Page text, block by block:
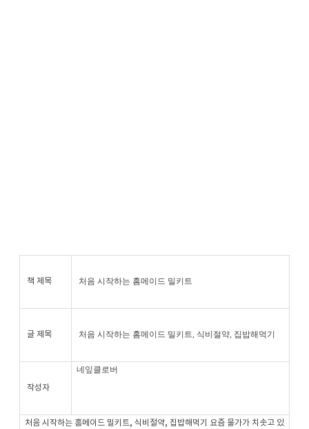
책 제목 처음 시작하는 홈메이드 밀키트
글 제목 처음 시작하는 홈메이드 밀키트, 식비절약, 집밥해먹기
작성자
네잎클로버
처음 시작하는 홈메이드 밀키트, 식비절약, 집밥해먹기 요즘 물가가 치솟고 있